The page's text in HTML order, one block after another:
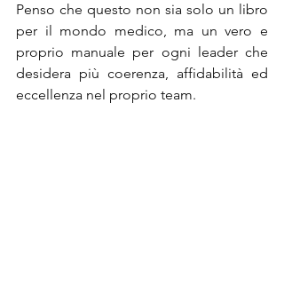
Penso che questo non sia solo un libro
per il mondo medico, ma un vero e
proprio manuale per ogni leader che
desidera più coerenza, affidabilità ed
eccellenza nel proprio team.